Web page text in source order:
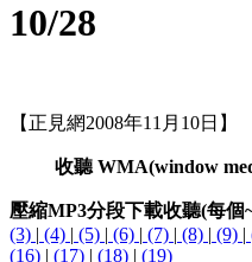
10/28
【正見網2008年11月10日】
收聽 WMA(window
壓縮MP3分段下載收聽(每個
(3) | (4) | (5) | (6) | (7) | (8) | (9) |
(16) | (17) | (18) | (19)